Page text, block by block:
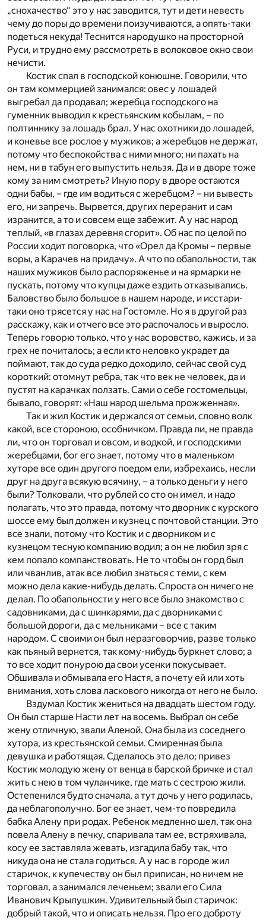
„снохачество“ это у нас заводится, тут и дети невесть
чему до поры до времени поизучиваются, а опять-таки
подеться некуда! Теснится народушко на просторной
Руси, и трудно ему рассмотреть в волоковое окно свои
нечисти.
Костик спал в господской конюшне. Говорили, что
он там коммерцией занимался: овес у лошадей
выгребал да продавал; жеребца господского на
гуменник выводил к крестьянским кобылам, – по
полтиннику за лошадь брал. У нас охотники до лошадей,
и коневье все рослое у мужиков; а жеребцов не держат,
потому что беспокойства с ними много; ни пахать на
нем, ни в табун его выпустить нельзя. Да и в дворе тоже
кому за ним смотреть? Иную пору в дворе остаются
одни бабы, – где им водиться с жеребцом? – ни вывесть
его, ни запречь. Вырвется, других переранит и сам
изранится, а то и совсем еще забежит. А у нас народ
теплый, «в глазах деревня сгорит». Об нас по целой по
России ходит поговорка, что «Орел да Кромы – первые
воры, а Карачев на придачу». А что по обапольности, так
наших мужиков было распоряженье и на ярмарки не
пускать, потому что купцы даже ездить отказывались.
Баловство было большое в нашем народе, и исстари-
таки оно трясется у нас на Гостомле. Но я в другой раз
расскажу, как и отчего все это распочалось и выросло.
Теперь говорю только, что у нас воровство, кажись, и за
грех не почиталось; а если кто неловко украдет да
поймают, так до суда редко доходило, сейчас свой суд
короткий: отомнут ребра, так что век не человек, да и
пустят на карачках ползать. Сами о себе гостомельцы,
бывало, говорят: «Наш народ шельма прожженная».
Так и жил Костик и держался от семьи, словно волк
какой, все стороною, особничком. Правда ли, не правда
ли, что он торговал и овсом, и водкой, и господскими
жеребцами, бог его знает, потому что в маленьком
хуторе все один другого поедом ели, избрехаись, несли
друг на друга всякую всячину, – а только деньги у него
были? Толковали, что рублей со сто он имел, и надо
полагать, что это правда, потому что дворник с курского
шоссе ему был должен и кузнец с почтовой станции. Это
все знали, потому что Костик и с дворником и с
кузнецом тесную компанию водил; а он не любил зря с
кем попало компанствовать. Не то чтобы он горд был
или чванлив, атак все любил знаться с теми, с кем
можно дела какие-нибудь делать. Спроста он ничего не
делал. По обапольности у него все было знакомство с
садовниками, да с шинкарями, да с дворниками с
большой дороги, да с мельниками – все с таким
народом. С своими он был неразговорчив, разве только
как пьяный вернется, так кому-нибудь буркнет слово; а
то все ходит понурою да свои усенки покусывает.
Обшивала и обмывала его Настя, а почету ей или хоть
внимания, хоть слова ласкового никогда от него не было.
Вздумал Костик жениться на двадцать шестом году.
Он был старше Насти лет на восемь. Выбрал он себе
жену отличную, звали Аленой. Она была из соседнего
хутора, из крестьянской семьи. Смиренная была
девушка и работящая. Сделалось это дело; привез
Костик молодую жену от венца в барской бричке и стал
жить с нею в том чуланчике, где мать с сестрою жили.
Остепенился будто сначала, а тут дочь у него родилась,
да неблагополучно. Бог ее знает, чем-то повредила
бабка Алену при родах. Ребенок медленно шел, так она
повела Алену в печку, спаривала там ее, встряхивала,
косу ее заставляла жевать, изгадила бабу так, что
никуда она не стала годиться. А у нас в городе жил
старичок, к купечеству он был приписан, но ничем не
торговал, а занимался леченьем; звали его Сила
Иванович Крылушкин. Удивительный был старичок:
добрый такой, что и описать нельзя. Про его доброту